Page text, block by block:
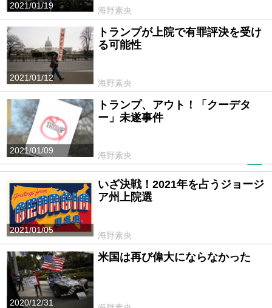
2021/01/19
海野素央
2021/01/12
トランプが上院で有罪評決を受け
る可能性
海野素央
2021/01/09
トランプ、アウト！「クーデタ
ー」未遂事件
海野素央
2021/01/05
いざ決戦！2021年を占うジョージ
ア州上院選
海野素央
2020/12/31
米国は再び偉大にならなかった